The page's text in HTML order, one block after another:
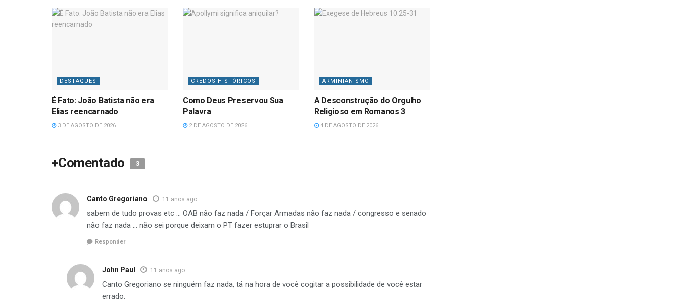
DESTAQUES
É Fato: João Batista não era
Elias reencarnado
3 DE AGOSTO DE 2026
CREDOS HISTÓRICOS
Como Deus Preservou Sua
Palavra
2 DE AGOSTO DE 2026
ARMINIANISMO
A Desconstrução do Orgulho
Religioso em Romanos 3
4 DE AGOSTO DE 2026
+Comentado 3
Canto Gregoriano 11 anos ago
sabem de tudo provas etc … OAB não faz nada / Forçar Armadas não faz nada / congresso e senado
não faz nada … não sei porque deixam o PT fazer estuprar o Brasil
Responder
John Paul 11 anos ago
Canto Gregoriano se ninguém faz nada, tá na hora de você cogitar a possibilidade de você estar
errado.